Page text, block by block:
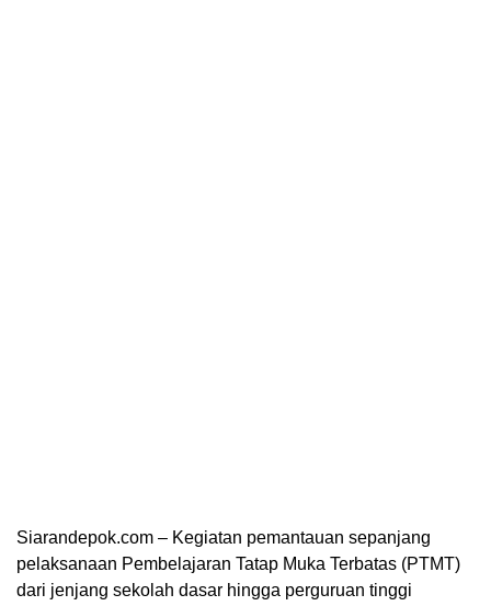
Siarandepok.com – Kegiatan pemantauan sepanjang
pelaksanaan Pembelajaran Tatap Muka Terbatas (PTMT)
dari jenjang sekolah dasar hingga perguruan tinggi